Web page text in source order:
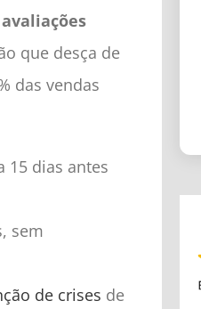
que desça de
das vendas
15 dias antes
sem
de crises de